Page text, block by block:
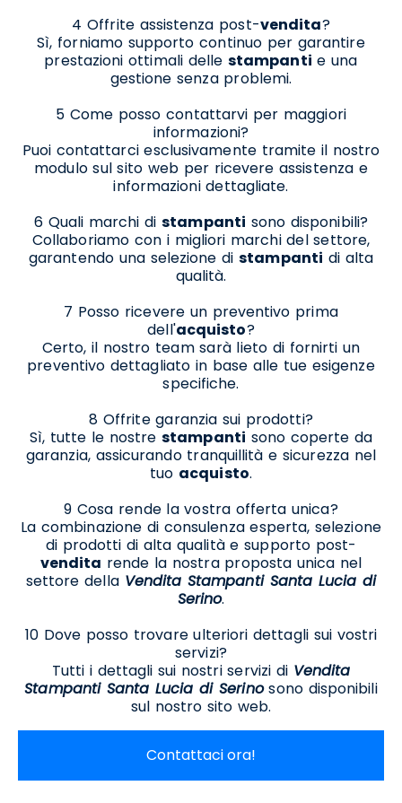
4 Offrite assistenza post-vendita?
Sì, forniamo supporto continuo per garantire
prestazioni ottimali delle stampanti e una
gestione senza problemi.
5 Come posso contattarvi per maggiori
informazioni?
Puoi contattarci esclusivamente tramite il nostro
modulo sul sito web per ricevere assistenza e
informazioni dettagliate.
6 Quali marchi distampanti sono disponibili?
Collaboriamo con i migliori marchi del settore,
garantendo una selezione distampanti di alta
qualità.
7 Posso ricevere un preventivo prima
dell'acquisto?
Certo, il nostro team sarà lieto di fornirti un
preventivo dettagliato in base alle tue esigenze
specifiche.
8 Offrite garanzia sui prodotti?
Sì, tutte le nostrestampanti sono coperte da
garanzia, assicurando tranquillità e sicurezza nel
tuo acquisto.
9 Cosa rende la vostra offerta unica?
La combinazione di consulenza esperta, selezione
di prodotti di alta qualità e supporto post-
vendita rende la nostra proposta unica nel
settore della Vendita Stampanti Santa Lucia di
Serino.
10 Dove posso trovare ulteriori dettagli sui vostri
servizi?
Tutti i dettagli sui nostri servizi di Vendita
Stampanti Santa Lucia di Serinosono disponibili
sul nostro sito web.
Contattaci ora!